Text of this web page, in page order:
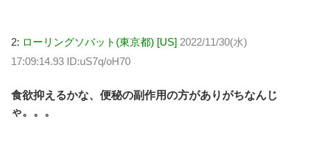
2: ローリングソバット(東京都) [US] 2022/11/30(水)
17:09:14.93 ID:uS7q/oH70
食欲抑えるかな、便秘の副作用の方がありがちなんじ
ゃ。。。